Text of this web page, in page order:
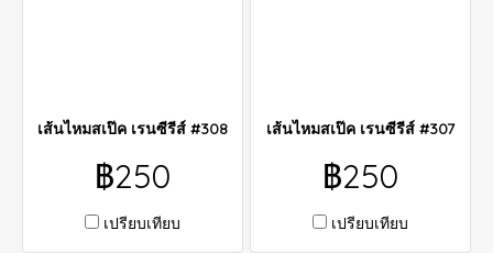
เส้นไหมสเป๊ค เรนซีรีส์ #308
฿250
เปรียบเทียบ
เส้นไหมสเป๊ค เรนซีรีส์ #307
฿250
เปรียบเทียบ